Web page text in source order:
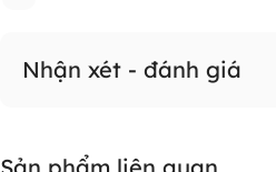
Nhận xét - đánh giá